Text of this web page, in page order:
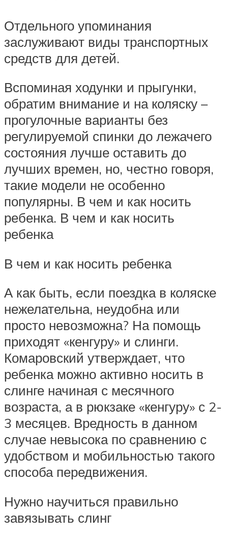
Отдельного упоминания
заслуживают виды транспортных
средств для детей.
Вспоминая ходунки и прыгунки,
обратим внимание и на коляску –
прогулочные варианты без
регулируемой спинки до лежачего
состояния лучше оставить до
лучших времен, но, честно говоря,
такие модели не особенно
популярны. В чем и как носить
ребенка. В чем и как носить
ребенка
В чем и как носить ребенка
А как быть, если поездка в коляске
нежелательна, неудобна или
просто невозможна? На помощь
приходят «кенгуру» и слинги.
Комаровский утверждает, что
ребенка можно активно носить в
слинге начиная с месячного
возраста, а в рюкзаке «кенгуру» с 2-
3 месяцев. Вредность в данном
случае невысока по сравнению с
удобством и мобильностью такого
способа передвижения.
Нужно научиться правильно
завязывать слинг